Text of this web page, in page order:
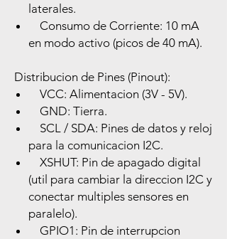
laterales.
Consumo de Corriente: 10 mA
en modo activo (picos de 40 mA).
Distribucion de Pines (Pinout):
VCC: Alimentacion (3V - 5V).
GND: Tierra.
SCL / SDA: Pines de datos y reloj
para la comunicacion I2C.
XSHUT: Pin de apagado digital
(util para cambiar la direccion I2C y
conectar multiples sensores en
paralelo).
GPIO1: Pin de interrupcion